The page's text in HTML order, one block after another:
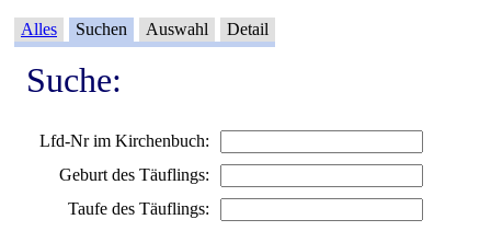
Alles Suchen Auswahl Detail
Suche:
Lfd-Nr im Kirchenbuch:
Geburt des Täuflings:
Taufe des Täuflings: